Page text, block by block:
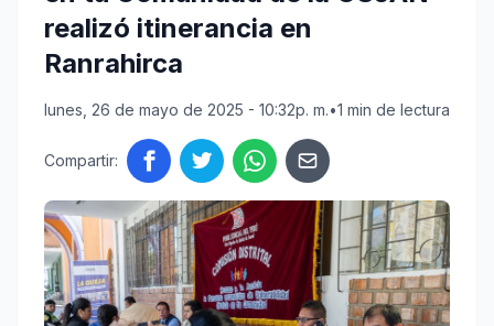
realizó itinerancia en
Ranrahirca
lunes, 26 de mayo de 2025 - 10:32p. m.•1 min de lectura
Compartir: